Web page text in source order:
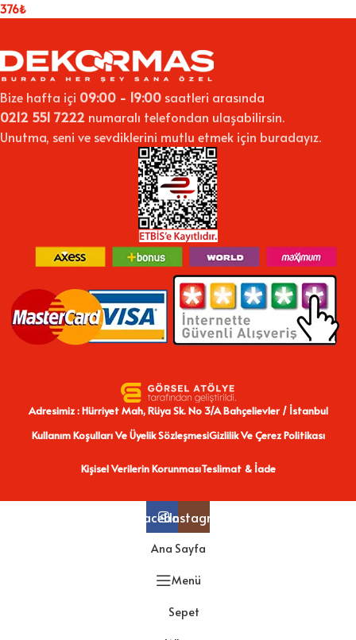
376₺
Bize hafta içi 09:00 - 19:00 saatleri arasında
0212 551 7222 numaralı telefondan ulaşabilirsin.
Unutma, seni ve sevdiklerini mutlu etmek için buradayız.
Adresimiz : Hürriyet Mah, Rüya Sk. No 3/A Bahçelievler / İstanbul
Kullanım Koşulları Ve Üyelik SözleşmesiGizlilik Ve Çerez Politikası
Kişisel Verilerin KorunmasıTeslimat & İade
FacebookInstagram
Ana Sayfa
Menü
Sepet